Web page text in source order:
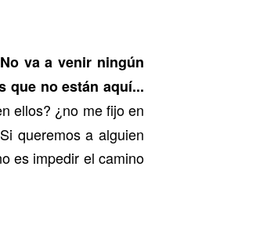
va a venir ningún
que no están aquí...
ellos? ¿no me fijo en
queremos a alguien
es impedir el camino